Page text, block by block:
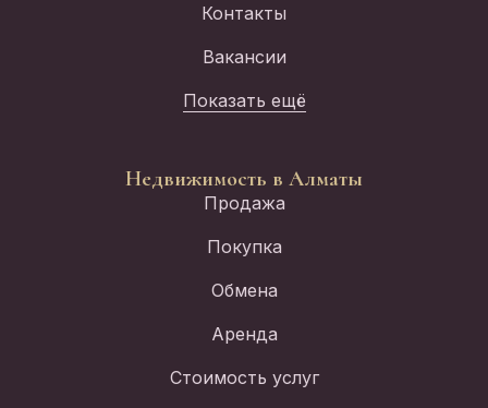
Контакты
Вакансии
Показать ещё
Недвижимость в Алматы
Продажа
Покупка
Обмена
Аренда
Стоимость услуг